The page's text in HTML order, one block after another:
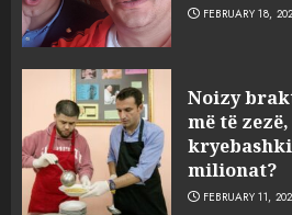
FEBRUARY 18,
Noizy
më të
milionat?
FEBRUARY 11,
3
sulmuan
ngjarja u
serverat?
MARCH 25, 2025